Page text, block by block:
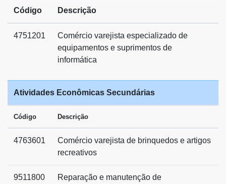
Código Descrição
4751201
Comércio varejista especializado de
equipamentos e suprimentos de
informática
Atividades Econômicas Secundárias
Código Descrição
4763601
Comércio varejista de brinquedos e artigos
recreativos
9511800
Reparação e manutenção de